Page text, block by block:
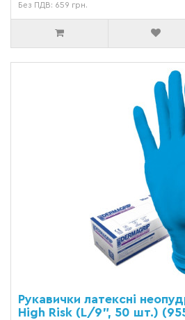
Без ПДВ: 659 грн.
Рукавички латексні
High Risk (L/9", 50 шт.)